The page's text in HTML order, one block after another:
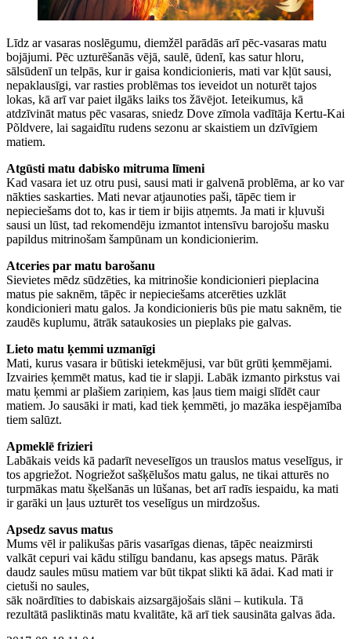
Līdz ar vasaras noslēgumu, diemžēl parādās arī pēc-vasaras matu
bojājumi. Pēc uzturēšanās vējā, saulē, ūdenī, kas satur hloru,
sālsūdenī un telpās, kur ir gaisa kondicionieris, mati var kļūt sausi,
nepaklausīgi, var rasties problēmas tos ieveidot un noturēt tajos
lokas, kā arī var paiet ilgāks laiks tos žāvējot. Ieteikumus, kā
atdzīvināt matus pēc vasaras, sniedz Dove zīmola vadītāja Kertu-Kai
Põldvere, lai sagaidītu rudens sezonu ar skaistiem un dzīvīgiem
matiem.
Atgūsti matu dabisko mitruma līmeni
Kad vasara iet uz otru pusi, sausi mati ir galvenā problēma, ar ko var
nākties saskarties. Mati nevar atjaunoties paši, tāpēc tiem ir
nepieciešams dot to, kas ir tiem ir bijis atņemts. Ja mati ir kļuvuši
sausi un lūst, tad rekomendēju izmantot intensīvu barojošu masku
papildus mitrinošam šampūnam un kondicionierim.
Atceries par matu barošanu
Sievietes mēdz sūdzēties, ka mitrinošie kondicionieri pieplacina
matus pie saknēm, tāpēc ir nepieciešams atcerēties uzklāt
kondicionieri matu galos. Ja kondicionieris būs pie matu saknēm, tie
zaudēs kuplumu, ātrāk sataukosies un pieplaks pie galvas.
Lieto matu ķemmi uzmanīgi
Mati, kurus vasara ir būtiski ietekmējusi, var būt grūti ķemmējami.
Izvairies ķemmēt matus, kad tie ir slapji. Labāk izmanto pirkstus vai
matu ķemmi ar plašiem zariņiem, kas ļaus tiem maigi slīdēt caur
matiem. Jo sausāki ir mati, kad tiek ķemmēti, jo mazāka iespējamība
tiem salūzt.
Apmeklē frizieri
Labākais veids kā padarīt neveselīgos un trauslos matus veselīgus, ir
tos apgriežot. Nogriežot sašķēlušos matu galus, ne tikai atturēs no
turpmākas matu šķelšanās un lūšanas, bet arī radīs iespaidu, ka mati
ir garāki un ļaus uzturēt tos veselīgus un mirdzošus.
Apsedz savus matus
Mums vēl ir palikušas pāris vasarīgas dienas, tāpēc neaizmirsti
valkāt cepuri vai kādu stilīgu bandanu, kas apsegs matus. Pārāk
daudz saules mūsu matiem var būt tikpat slikti kā ādai. Kad mati ir
cietuši no saules,
sāk noārdīties to dabiskais aizsargājošais slāni – kutikula. Tā
rezultātā pasliktinās matu kvalitāte, kā arī tiek sausināta galvas āda.